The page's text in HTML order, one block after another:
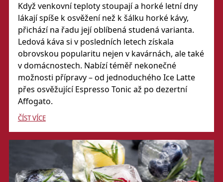
Když venkovní teploty stoupají a horké letní dny
lákají spíše k osvěžení než k šálku horké kávy,
přichází na řadu její oblíbená studená varianta.
Ledová káva si v posledních letech získala
obrovskou popularitu nejen v kavárnách, ale také
v domácnostech. Nabízí téměř nekonečné
možnosti přípravy – od jednoduchého Ice Latte
přes osvěžujícíEspresso Tonic až po dezertní
Affogato.
ČÍST VÍCE